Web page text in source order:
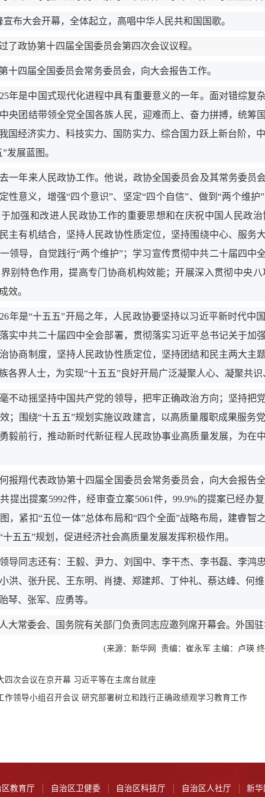
大会开幕，全体起立，高唱中华人民共和国国歌。
协第十四届全国委员会第四次会议议程。
届全国委员会常务委员会，向大会报告工作。
是中国式现代化进程中具有重要意义的一年。面对错综复
央团结带领全党全国各族人民，迎难而上、奋力拼搏，统筹
国经济实力、科技实力、国防实力、综合国力跃上新台阶，
发展蓝图。
来人民政协工作。他说，政协全国委员会及其常务委员
性意义，增强“四个意识”、坚定“四个自信”、做到“两个维
加强和改进人民政协工作的重要思想和在庆祝中国人民政
主有机结合，坚持人民政协性质定位，坚持围绕中心、服务
领导，自觉践行“两个维护”；学习宣传贯彻中共二十届四中
别特色作用，提高专门协商机构效能；开展深入贯彻中央
效。
是“十五五”开局之年，人民政协要坚持以习近平新时代中
实中共二十届四中全会部署，贯彻落实习近平总书记关于加
协商制度，坚持人民政协性质定位，坚持团结和民主两大主
各界人士，为实现“十五五”良好开局广泛凝聚人心、凝聚共
摇坚持中国共产党的领导，把牢正确政治方向；坚持把
；围绕“十五五”规划实施议政建言，以高质量履职成果服务
毅前行，推动新时代新征程人民政协事业高质量发展，为在
代表政协第十四届全国委员会常务委员会，向大会报告
提出提案5992件，经审查立案5061件，99.9%的提案已经
，紧扣“五位一体”总体布局和“四个全面”战略布局，建睿智
五五”规划，促进经济社会高质量发展发挥积极作用。
志还有：王毅、尹力、刘国中、李干杰、李书磊、李鸿
洪、张升民、王东明、肖捷、郑建邦、丁仲礼、蔡达峰、何
琴、张军、应勇等。
委会、国务院有关部门负责同志应邀列席开幕会。外国驻
(来源：新华网 责编：崔永军 主编：卢瑛
四次会议在京开幕 习近平等在主席台就座
作领导小组召开会议 研究部署树立和践行正确政绩观学习教育工作
区教育厅 自治区卫健委 自治区科技厅 自治区人社厅 新华